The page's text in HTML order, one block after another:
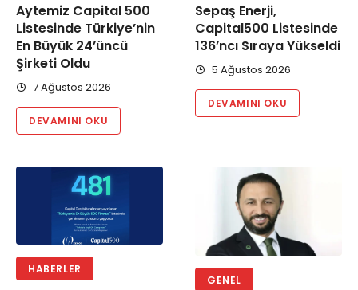
Aytemiz Capital 500
Listesinde Türkiye’nin
En Büyük 24’üncü
Şirketi Oldu
7 Ağustos 2026
DEVAMINI OKU
Sepaş Enerji,
Capital500 Listesinde
136’ncı Sıraya Yükseldi
5 Ağustos 2026
DEVAMINI OKU
HABERLER
GENEL